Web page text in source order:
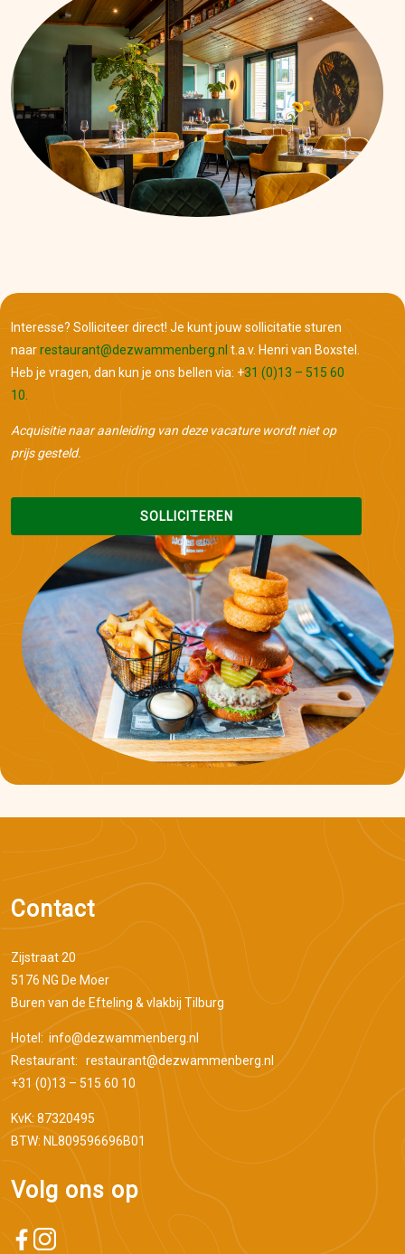
Interesse? Solliciteer direct! Je kunt jouw sollicitatie sturen
naarrestaurant@dezwammenberg.nl t.a.v. Henri van Boxstel.
Heb je vragen, dan kun je ons bellen via: +31 (0)13 – 515 60
10.
Acquisitie naar aanleiding van deze vacature wordt niet op
prijs gesteld.
SOLLICITEREN
Contact
Zijstraat 20
5176 NG De Moer
Buren van de Efteling & vlakbij Tilburg
Hotel: info@dezwammenberg.nl
Restaurant:
restaurant@dezwammenberg.nl
+31 (0)13 – 515 60 10
KvK: 87320495
BTW: NL809596696B01
Volg ons op